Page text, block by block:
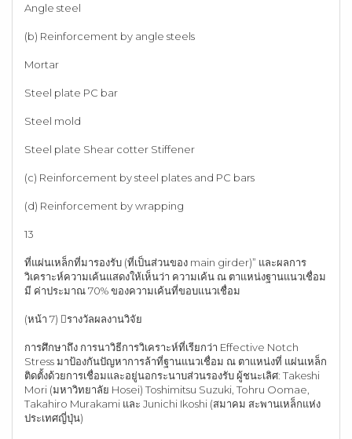
Angle steel
(b) Reinforcement by angle steels
Mortar
Steel plate PC bar
Steel mold
Steel plate Shear cotter Stiffener
(c) Reinforcement by steel plates and PC bars
(d) Reinforcement by wrapping
13
ที่แผ่นเหล็กที่มารองรับ (ที่เป็นส่วนของ main girder)” และผลการ
วิเคราะห์ความเค้นแสดงให้เห็นว่า ความเค้น ณ ตาแหน่งฐานแนวเชื่อม
มี ค่าประมาณ 70% ของความเค้นที่ขอบแนวเชื่อม
(หน้า 7) รางวัลผลงานวิจัย
การศึกษาถึง การนาวิธีการวิเคราะห์ที่เรียกว่า Effective Notch
Stress มาป้องกันปัญหาการล้าที่ฐานแนวเชื่อม ณ ตาแหน่งที่ แผ่นเหล็ก
ติดตั้งด้วยการเชื่อมและอยู่นอกระนาบส่วนรองรับ ผู้ชนะเลิศ: Takeshi
Mori (มหาวิทยาลัย Hosei) Toshimitsu Suzuki, Tohru Oomae,
Takahiro Murakami และ Junichi Ikoshi (สมาคม สะพานเหล็กแห่ง
ประเทศญี่ปุ่น)